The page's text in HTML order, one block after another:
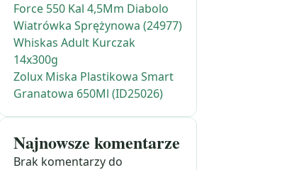
Force 550 Kal 4,5Mm Diabolo
Wiatrówka Sprężynowa (24977)
Whiskas Adult Kurczak
14x300g
Zolux Miska Plastikowa Smart
Granatowa 650Ml (ID25026)
Najnowsze komentarze
Brak komentarzy do